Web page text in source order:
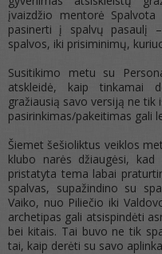
įvaizdžio mentorė Spalvota
pasinerti į spalvų pasaulį
spalvos, iki prisiminimų,
Susitikimo metu su
atskleidė, kaip tinkamai
gražiausią savo versiją ne
pasirinkimas/pakeitimas gali
Šiemet šešioliktus veiklos
klubo narės džiaugėsi,
pristatyta tema labai
spalvas, supažindino su
Vaiko, nuo Piliečio iki
archetipas gali atsispindėti
bei kitais. Tai buvo ne tik
tai, kaip derėti su savo